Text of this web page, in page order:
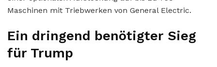
Maschinen mit Triebwerken von General Electric.
Ein dringend benötigter Sieg
für Trump